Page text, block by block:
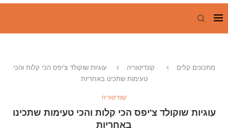
מתכונים קלים קונדיטוריה
עוגיות שוקולד צ'יפס הכי קלות והכי
טעימות שתכינו באחריות
קונדיטוריה
עוגיות שוקולד צ'יפס הכי קלות והכי טעימות שתכינו
באחריות